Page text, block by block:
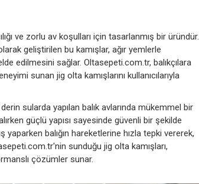
ve zorlu av koşulları için tasarlanmış bir üründür.
geliştirilen bu kamışlar, ağır yemlerle
edilmesini sağlar. Oltasepeti.com.tr, balıkçılara
sunan jig olta kamışlarını kullanıcılarıyla
derin sularda yapılan balık avlarında mükemmel bir
güçlü yapısı sayesinde güvenli bir şekilde
yaparken balığın hareketlerine hızla tepki vererek,
sunduğu jig olta kamışları,
çözümler sunar.